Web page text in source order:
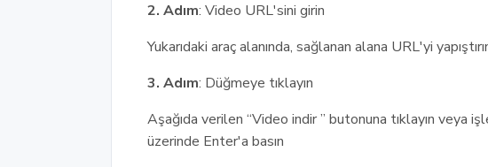
2. Adım: Video URL'sini girin
Yukarıdaki araç alanında, sağlanan alana URL'yi
3. Adım: Düğmeye tıklayın
Aşağıda verilen “Video indir ” butonuna tıklayın veya
üzerinde Enter'a basın